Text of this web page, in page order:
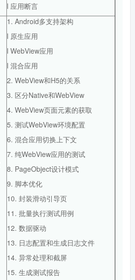
l 应用断言
1. Android多支持架构
l 原生应用
l WebView应用
l 混合应用
2. WebView和H5的关系
3. 区分Native和WebView
4. WebView页面元素的获取
5. 测试WebView环境配置
6. 混合应用切换上下文
7. 纯WebView应用的测试
8. PageObject设计模式
9. 脚本优化
10. 封装滑动引导页
11. 批量执行测试用例
12. 数据驱动
13. 日志配置和生成日志文件
14. 异常处理和截屏
15. 生成测试报告